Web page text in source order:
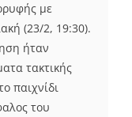
με
(23/2, 19:30).
ήταν
τακτικής
παιχνίδι
του